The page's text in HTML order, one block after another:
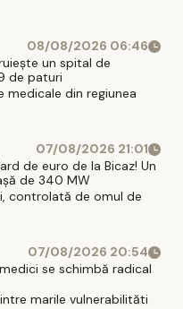
08/08/2026 06:46
un spital de
de paturi
medicale din regiunea
07/08/2026 21:01
de euro de la Bicaz! Un
de 340 MW
controlată de omul de
07/08/2026 20:54
se schimbă radical
marile vulnerabilităti